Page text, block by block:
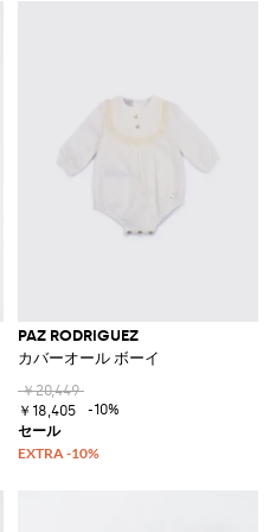
PAZ RODRIGUEZ
カバーオール ボーイ
￥20,449
￥18,405
-10%